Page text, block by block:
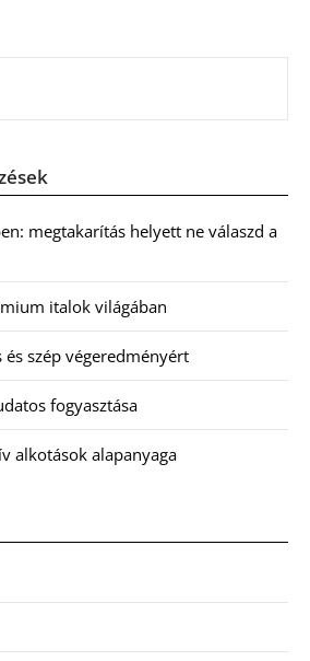
megtakarítás helyett ne válaszd a
italok világában
szép végeredményért
fogyasztása
alkotások alapanyaga